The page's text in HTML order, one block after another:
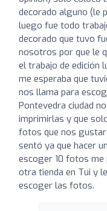
decorado alguno (le
luego fue todo
decorado que tuvo
nosotros por que le
el trabajo de edición
me esperaba que
nos llama para
Pontevedra ciudad
imprimirlas y que
fotos que nos
sentó ya que hacer
escoger 10 fotos me
otra tienda en Tui y
escoger las fotos.